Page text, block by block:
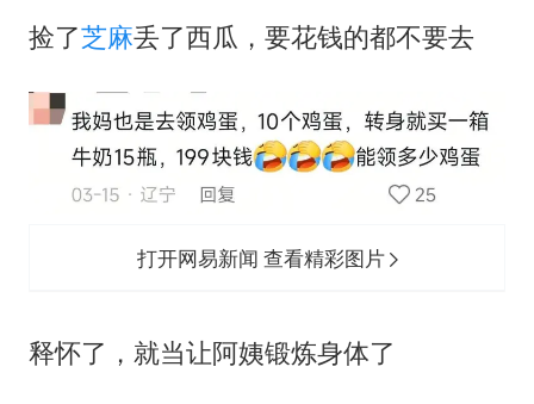
‬捡了芝麻丢了西瓜，要花钱的都不要去
打开网易新闻 查看精彩图片
‬释怀了，就当让阿姨锻炼身体了